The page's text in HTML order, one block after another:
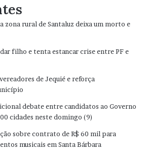
zona rural de Santaluz deixa um morto e
filho e tenta estancar crise entre PF e
de Jequié e reforça
debate entre candidatos ao Governo
cidades neste domingo (9)
sobre contrato de R$ 60 mil para
musicais em Santa Bárbara